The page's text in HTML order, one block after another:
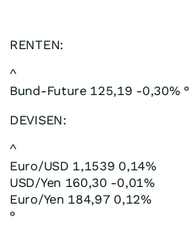
RENTEN:
^
Bund-Future 125,19 -0,30% °
DEVISEN:
^
Euro/USD 1,1539 0,14%
USD/Yen 160,30 -0,01%
Euro/Yen 184,97 0,12%
°